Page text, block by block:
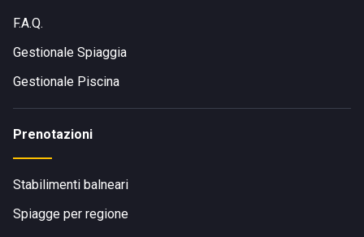
F.A.Q.
Gestionale Spiaggia
Gestionale Piscina
Prenotazioni
Stabilimenti balneari
Spiagge per regione